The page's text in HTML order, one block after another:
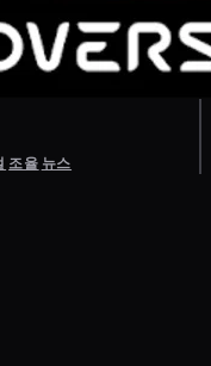
조율 뉴스